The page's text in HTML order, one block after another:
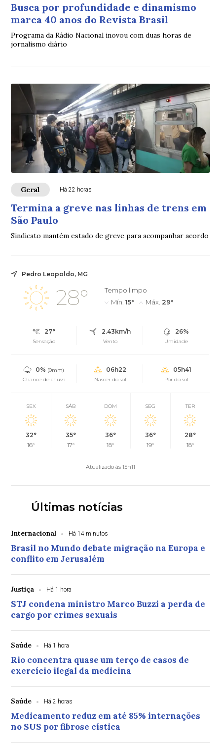
Busca por profundidade e dinamismo
marca 40 anos do Revista Brasil
Programa da Rádio Nacional inovou com duas horas de
jornalismo diário
Geral Há 22 horas
Termina a greve nas linhas de trens em
São Paulo
Sindicato mantém estado de greve para acompanhar acordo
Pedro Leopoldo, MG
28°
Tempo limpo
Mín. 15° Máx. 29°
27°
Sensação
2.43km/h
Vento
26%
Umidade
0% (0mm)
Chance de chuva
06h22
Nascer do sol
05h41
Pôr do sol
SEX
32°
16°
SÁB
35°
17°
DOM
36°
18°
SEG
36°
19°
TER
28°
18°
Atualizado às 15h11
Últimas notícias
Internacional Há 14 minutos
Brasil no Mundo debate migração na Europa e
conflito em Jerusalém
Justiça Há 1 hora
STJ condena ministro Marco Buzzi a perda de
cargo por crimes sexuais
Saúde Há 1 hora
Rio concentra quase um terço de casos de
exercício ilegal da medicina
Saúde Há 2 horas
Medicamento reduz em até 85% internações
no SUS por fibrose cística